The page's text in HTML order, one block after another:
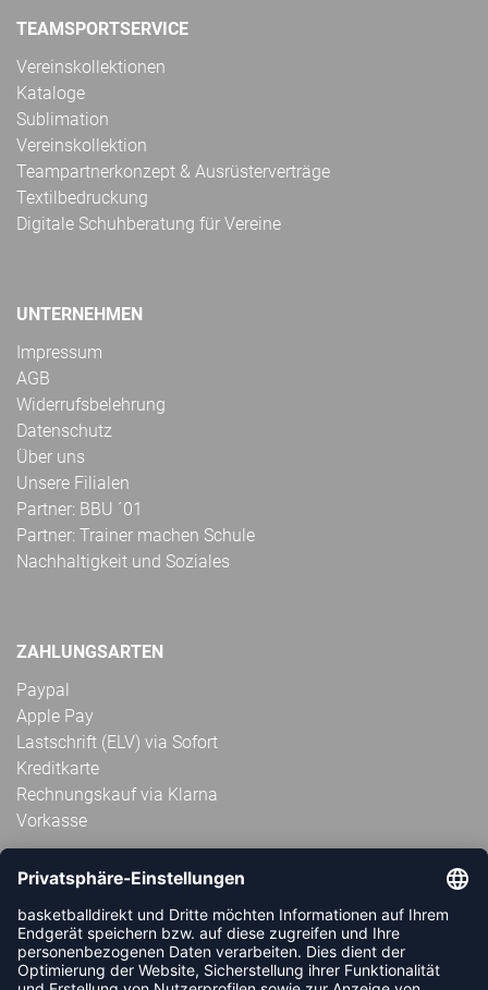
TEAMSPORTSERVICE
Vereinskollektionen
Kataloge
Sublimation
Vereinskollektion
Teampartnerkonzept & Ausrüsterverträge
Textilbedruckung
Digitale Schuhberatung für Vereine
UNTERNEHMEN
Impressum
AGB
Widerrufsbelehrung
Datenschutz
Über uns
Unsere Filialen
Partner: BBU ´01
Partner: Trainer machen Schule
Nachhaltigkeit und Soziales
ZAHLUNGSARTEN
Paypal
Apple Pay
Lastschrift (ELV) via Sofort
Kreditkarte
Rechnungskauf via Klarna
Vorkasse
ABONNIERE JETZT DEN KOSTENLOSEN
HANDBALLDIREKT-NEWSLETTER UND VERPASSE KEINE
NEUIGKEIT ODER AKTION MEHR.